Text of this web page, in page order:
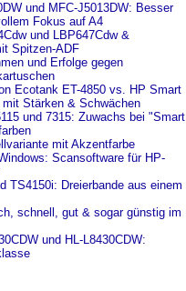
und MFC-J5013DW: Besser
Fokus auf A4
und LBP647Cdw &
Spitzen-ADF
und Erfolge gegen
Ecotank ET-4850 vs. HP Smart
Stärken & Schwächen
und 7315: Zuwachs bei "Smart
mit Akzentfarbe
Scansoftware für HP-
TS4150i: Dreierbande aus einem
schnell, gut & sogar günstig im
und HL-L8430CDW: